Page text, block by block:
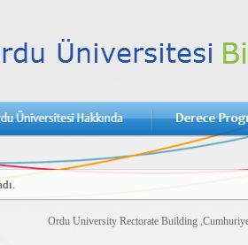
Ordu University Rectorate Building